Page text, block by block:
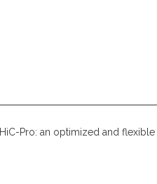
HiC-Pro: an optimized and